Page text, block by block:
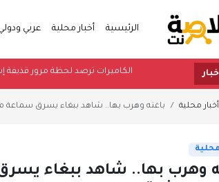
الرئيسية أخبار محلية عربي
الكاميرات ترصد لحظة
أخبار محلية باغته وهرب بها.. شاهد ببغاء يسرق سماعة
محلية
وهرب بها.. شاهد ببغاء